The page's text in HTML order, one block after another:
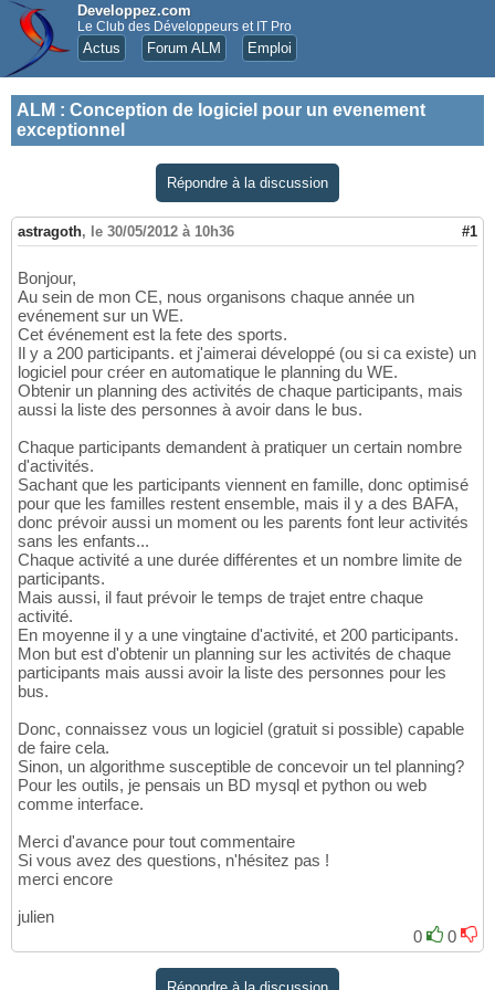
Developpez.com
Le Club des Développeurs et IT Pro
Actus Forum ALM Emploi
ALM : Conception de logiciel pour un evenement
exceptionnel
Répondre à la discussion
astragoth, le 30/05/2012 à 10h36 #1
Bonjour,
Au sein de mon CE, nous organisons chaque année un
evénement sur un WE.
Cet événement est la fete des sports.
Il y a 200 participants. et j'aimerai développé (ou si ca existe) un
logiciel pour créer en automatique le planning du WE.
Obtenir un planning des activités de chaque participants, mais
aussi la liste des personnes à avoir dans le bus.
Chaque participants demandent à pratiquer un certain nombre
d'activités.
Sachant que les participants viennent en famille, donc optimisé
pour que les familles restent ensemble, mais il y a des BAFA,
donc prévoir aussi un moment ou les parents font leur activités
sans les enfants...
Chaque activité a une durée différentes et un nombre limite de
participants.
Mais aussi, il faut prévoir le temps de trajet entre chaque
activité.
En moyenne il y a une vingtaine d'activité, et 200 participants.
Mon but est d'obtenir un planning sur les activités de chaque
participants mais aussi avoir la liste des personnes pour les
bus.
Donc, connaissez vous un logiciel (gratuit si possible) capable
de faire cela.
Sinon, un algorithme susceptible de concevoir un tel planning?
Pour les outils, je pensais un BD mysql et python ou web
comme interface.
Merci d'avance pour tout commentaire
Si vous avez des questions, n'hésitez pas !
merci encore
julien
0
0